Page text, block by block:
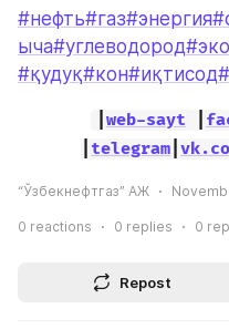
#нефть#газ#энергия
ыча#углеводород
#қудуқ#кон#иқтисод
web-sayt
telegram |
“Ўзбекнефтгаз” АЖ
0 reactions 0 replies 0
Repost